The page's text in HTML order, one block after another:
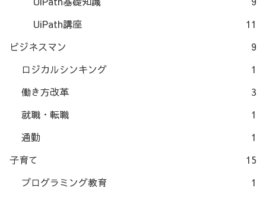
UiPath講座
11
ビジネスマン
9
ロジカルシンキング
1
働き方改革
3
就職・転職
1
通勤
1
子育て
15
プログラミング教育
1